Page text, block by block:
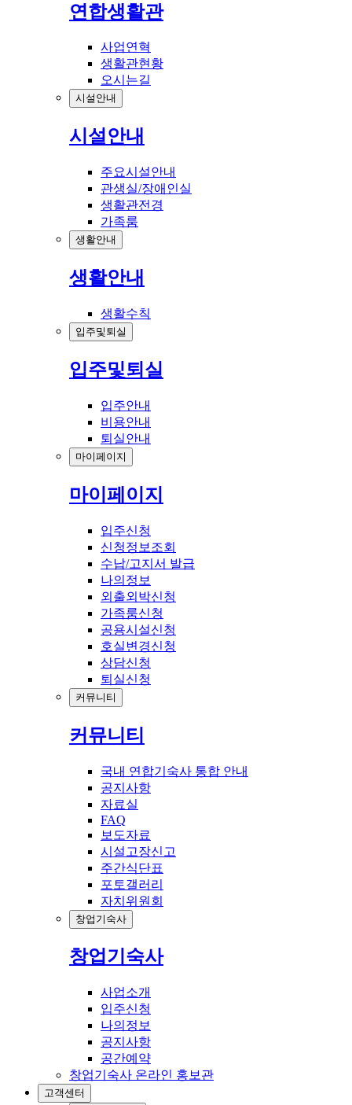
연합생활관
사업연혁
생활관현황
오시는길
시설안내
시설안내
주요시설안내
관생실/장애인실
생활관전경
가족룸
생활안내
생활안내
생활수칙
입주및퇴실
입주및퇴실
입주안내
비용안내
퇴실안내
마이페이지
마이페이지
입주신청
신청정보조회
수납/고지서 발급
나의정보
외출외박신청
가족룸신청
공용시설신청
호실변경신청
상담신청
퇴실신청
커뮤니티
커뮤니티
국내 연합기숙사 통합 안내
공지사항
자료실
FAQ
보도자료
시설고장신고
주간식단표
포토갤러리
자치위원회
창업기숙사
창업기숙사
사업소개
입주신청
나의정보
공지사항
공간예약
창업기숙사 온라인 홍보관
고객센터